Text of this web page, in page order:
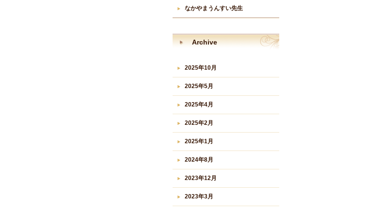
なかやまうんすい先生
Archive
2025年10月
2025年5月
2025年4月
2025年2月
2025年1月
2024年8月
2023年12月
2023年3月